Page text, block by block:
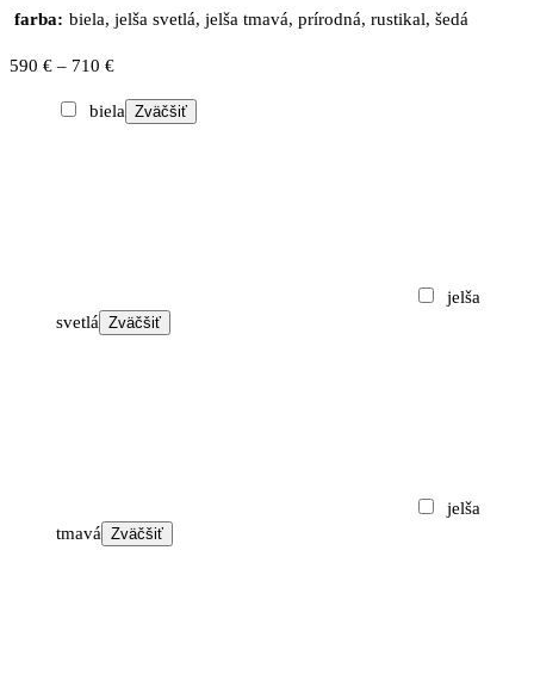
farba: biela, jelša svetlá, jelša tmavá, prírodná, rustikal, šedá
590 € – 710 €Price
590 €
biela Zväčšiť
jelša
svetlá Zväčšiť
jelša
tmavá Zväčšiť